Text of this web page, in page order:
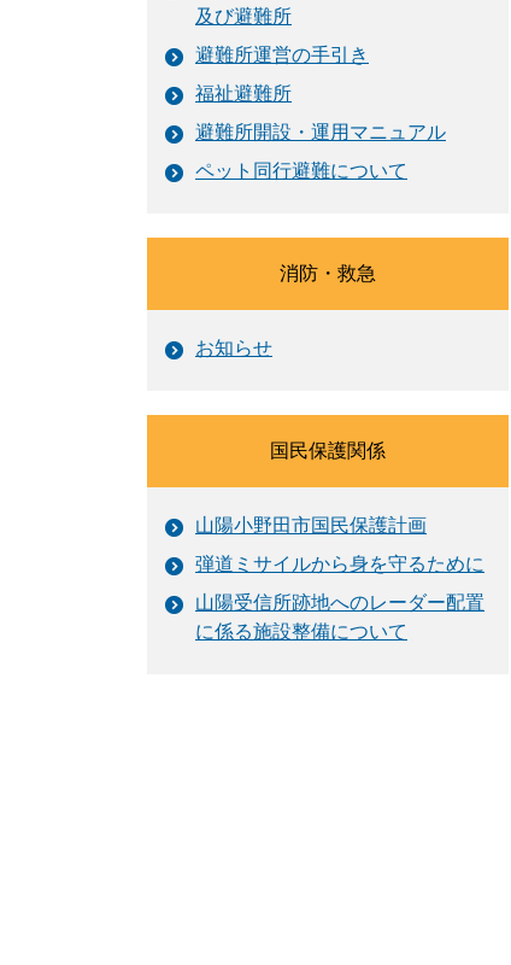
及び避難所
避難所運営の手引き
福祉避難所
避難所開設・運用マニュアル
ペット同行避難について
消防・救急
お知らせ
国民保護関係
山陽小野田市国民保護計画
弾道ミサイルから身を守るために
山陽受信所跡地へのレーダー配置
に係る施設整備について